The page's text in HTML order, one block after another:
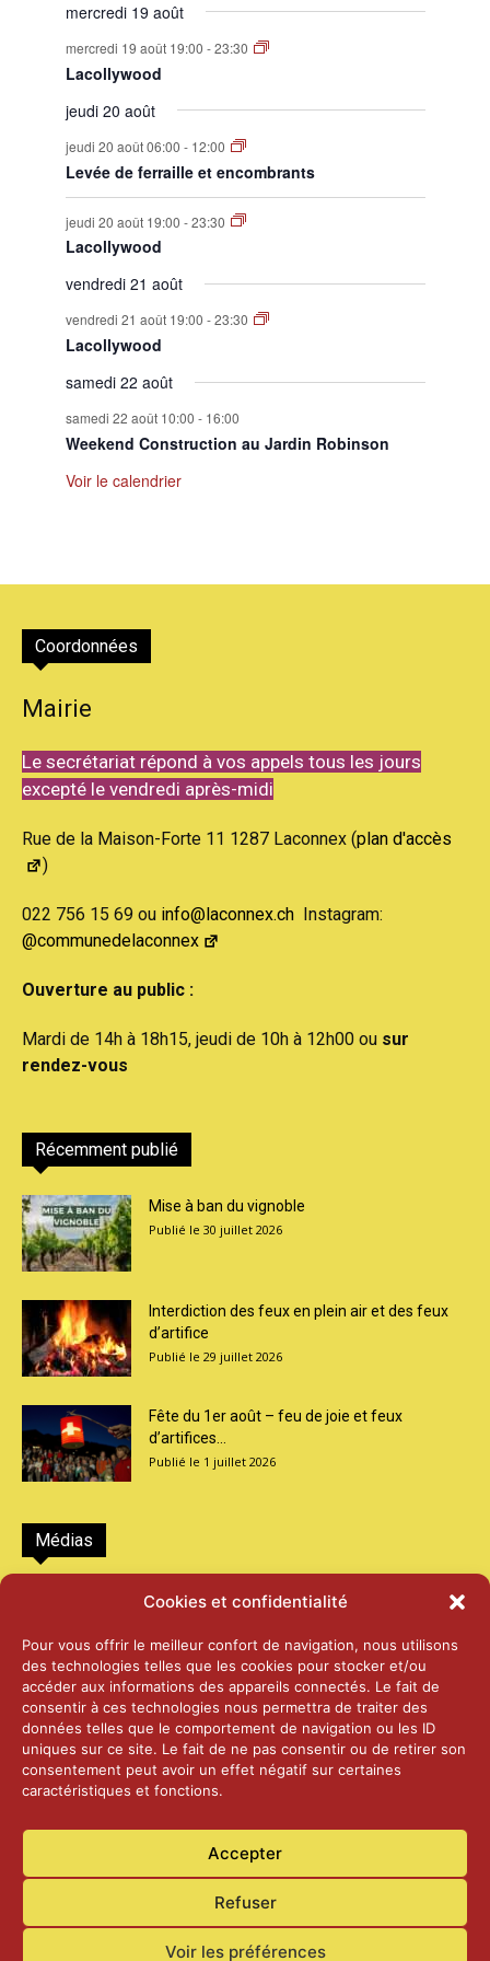
Cookies et confidentialité
Pour vous offrir le meilleur confort de navigation, nous utilisons
des technologies telles que les cookies pour stocker et/ou
accéder aux informations des appareils connectés. Le fait de
consentir à ces technologies nous permettra de traiter des
données telles que le comportement de navigation ou les ID
uniques sur ce site. Le fait de ne pas consentir ou de retirer son
consentement peut avoir un effet négatif sur certaines
caractéristiques et fonctions.
Accepter
Refuser
Voir les préférences
mercredi 19 août
mercredi 19 août 19:00 -23:30
Lacollywood
jeudi 20 août
jeudi 20 août 06:00 - 12:00
Levée de ferraille et encombrants
jeudi 20 août 19:00 -23:30
Lacollywood
vendredi 21 août
vendredi 21 août 19:00 -23:30
Lacollywood
samedi 22 août
samedi 22 août 10:00 - 16:00
Weekend Construction au Jardin Robinson
Voir le calendrier
Coordonnées
Mairie
Le secrétariat répond à vos appels tous les jours
excepté le vendredi après-midi
Rue de la Maison-Forte 11 1287 Laconnex (plan d'accès
)
022 756 15 69 ou info@laconnex.ch Instagram:
@communedelaconnex
Ouverture au public :
Mardi de 14h à 18h15, jeudi de 10h à 12h00 ou sur
rendez-vous
Récemment publié
Mise à ban du vignoble
30 juillet 2026
Interdiction des feux en plein air et des feux
d’artifice
29 juillet 2026
Fête du 1er août – feu de joie et feux
d’artifices...
1 juillet 2026
Médias
2026 – Laiterie d’Orsières et Abbaye de St-
25 juin 2026
2025 – Palais Fédéral – Berne
25 juin 2026
14 janvier 2025